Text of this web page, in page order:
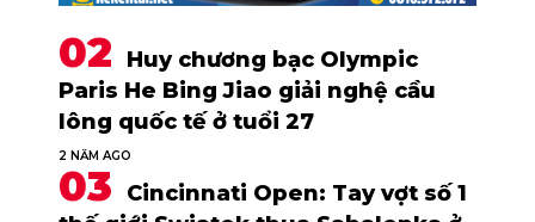
Huy chương bạc Olympic
Paris He Bing Jiao giải nghệ cầu
lông quốc tế ở tuổi 27
2 NĂM AGO
Cincinnati Open: Tay vợt số 1